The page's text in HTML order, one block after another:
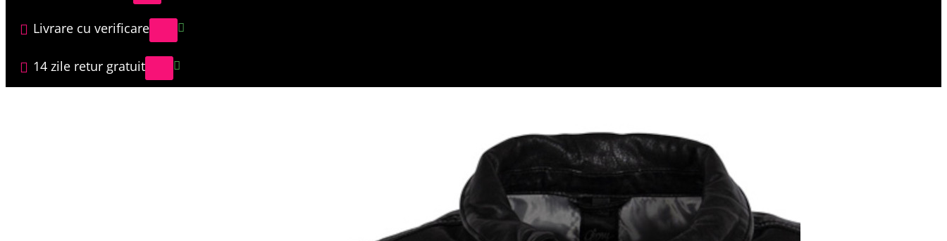
Livrare cu verificare
14 zile retur gratuit